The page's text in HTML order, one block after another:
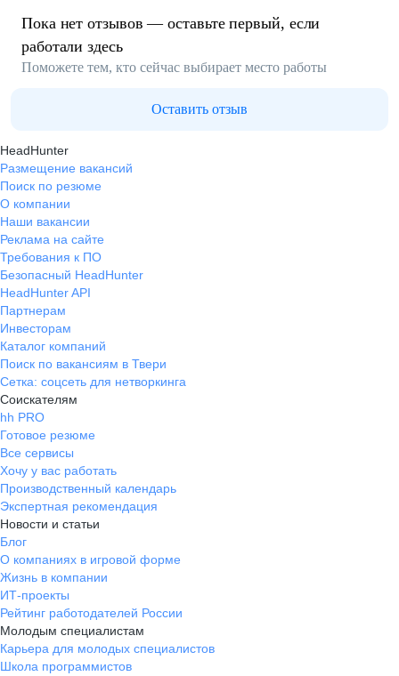
Пока нет отзывов — оставьте первый, если
работали здесь
Поможете тем, кто сейчас выбирает место работы
Оставить отзыв
HeadHunter
Размещение вакансий
Поиск по резюме
О компании
Наши вакансии
Реклама на сайте
Требования к ПО
Безопасный HeadHunter
HeadHunter API
Партнерам
Инвесторам
Каталог компаний
Поиск по вакансиям в Твери
Сетка: соцсеть для нетворкинга
Соискателям
hh PRO
Готовое резюме
Все сервисы
Хочу у вас работать
Производственный календарь
Экспертная рекомендация
Новости и статьи
Блог
О компаниях в игровой форме
Жизнь в компании
ИТ-проекты
Рейтинг работодателей России
Молодым специалистам
Карьера для молодых специалистов
Школа программистов